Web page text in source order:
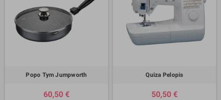
Popo Tym Jumpworth
60,50 €
Quiza Pelopis
50,50 €